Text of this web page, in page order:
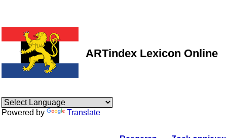
ARTindex Lexicon Online
Powered by Translate